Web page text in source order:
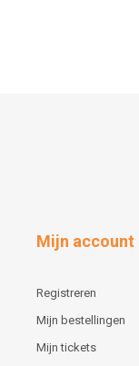
Mijn account
Registreren
Mijn bestellingen
Mijn tickets